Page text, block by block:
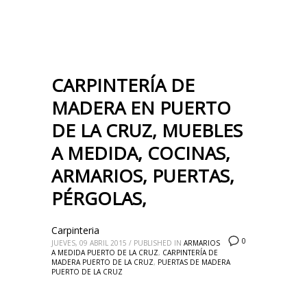
CARPINTERÍA DE
MADERA EN PUERTO
DE LA CRUZ, MUEBLES
A MEDIDA, COCINAS,
ARMARIOS, PUERTAS,
PÉRGOLAS,
0
Carpinteria
JUEVES, 09 ABRIL 2015 / PUBLISHED IN ARMARIOS
A MEDIDA PUERTO DE LA CRUZ, CARPINTERÍA DE
MADERA PUERTO DE LA CRUZ, PUERTAS DE MADERA
PUERTO DE LA CRUZ